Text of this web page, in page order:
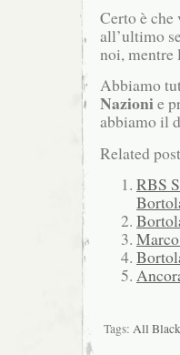
Certo è
all’ultimo
noi, mentre
Abbiamo
Nazionie
abbiamo il
Related
RBS
Tags: All